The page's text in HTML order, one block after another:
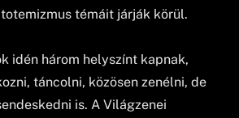
témáit járják körül.
idén három helyszínt kapnak,
táncolni, közösen zenélni, de
is. A Világzenei